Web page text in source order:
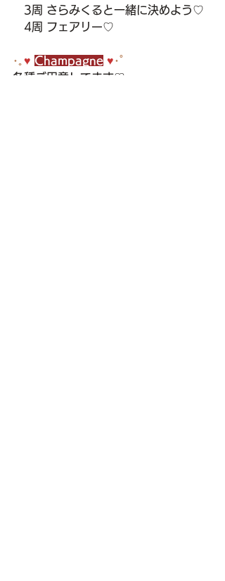
3周 さらみくると一緒に決めよう♡
4周 フェアリー♡
･｡ ♥ Champagne ♥･ﾟ
各種ご用意してます♡